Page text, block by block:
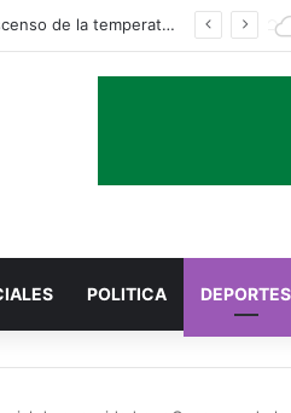
Un descenso de la temperatura llega este viernes, en torno a los 13°C
POLITICA DEPORTES